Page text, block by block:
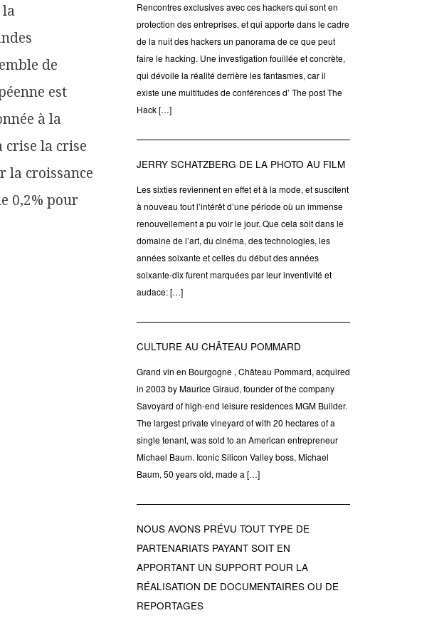
la
de
est
à la
crise la crise
la croissance
0,2% pour
Rencontres exclusives avec ces hackers qui sont en
protection des entreprises, et qui apporte dans le cadre
de la nuit des hackers un panorama de ce que peut
faire le hacking. Une investigation fouillée et concrète,
qui dévoile la réalité derrière les fantasmes, car il
existe une multitudes de conférences d’ The post The
Hack […]
JERRY SCHATZBERG DE LA PHOTO AU FILM
Les sixties reviennent en effet et à la mode, et suscitent
à nouveau tout l’intérêt d’une période où un immense
renouvellement a pu voir le jour. Que cela soit dans le
domaine de l’art, du cinéma, des technologies, les
années soixante et celles du début des années
soixante-dix furent marquées par leur inventivité et
audace: […]
CULTURE AU CHÂTEAU POMMARD
Grand vin en Bourgogne , Château Pommard, acquired
in 2003 by Maurice Giraud, founder of the company
Savoyard of high-end leisure residences MGM Builder.
The largest private vineyard of with 20 hectares of a
single tenant, was sold to an American entrepreneur
Michael Baum. Iconic Silicon Valley boss, Michael
Baum, 50 years old, made a […]
NOUS AVONS PRÉVU TOUT TYPE DE
PARTENARIATS PAYANT SOIT EN
APPORTANT UN SUPPORT POUR LA
RÉALISATION DE DOCUMENTAIRES OU DE
REPORTAGES